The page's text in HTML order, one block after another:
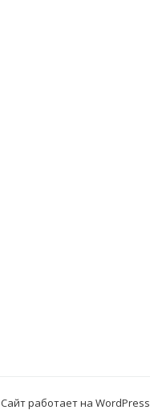
Сайт работает на WordPress